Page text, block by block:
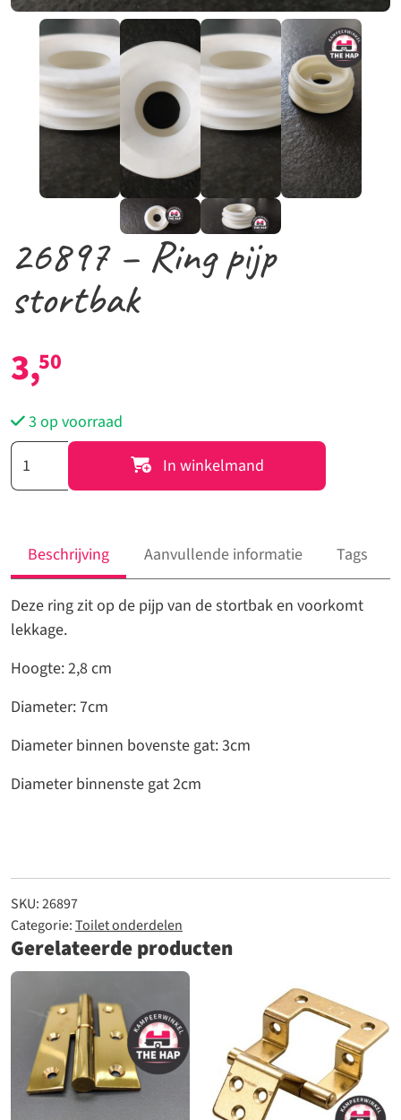
26897 – Ring pijp
stortbak
3,50
3 op voorraad
26897
stortbak
aantal
In winkelmand
Beschrijving Aanvullende informatie Tags
Deze ring zit op de pijp van de stortbak en voorkomt
lekkage.
Hoogte: 2,8 cm
Diameter: 7cm
Diameter binnen bovenste gat: 3cm
Diameter binnenste gat 2cm
SKU:26897
Categorie:Toilet onderdelen
Gerelateerde producten